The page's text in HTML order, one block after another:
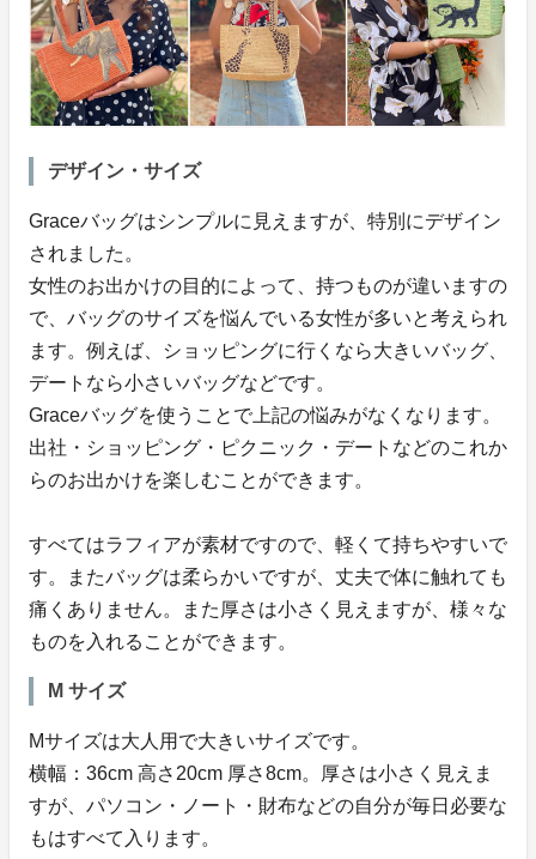
デザイン・サイズ
Graceバッグはシンプルに見えますが、特別にデザイン
されました。
女性のお出かけの目的によって、持つものが違いますの
で、バッグのサイズを悩んでいる女性が多いと考えられ
ます。例えば、ショッピングに行くなら大きいバッグ、
デートなら小さいバッグなどです。
Graceバッグを使うことで上記の悩みがなくなります。
出社・ショッピング・ピクニック・デートなどのこれか
らのお出かけを楽しむことができます。
すべてはラフィアが素材ですので、軽くて持ちやすいで
す。またバッグは柔らかいですが、丈夫で体に触れても
痛くありません。また厚さは小さく見えますが、様々な
ものを入れることができます。
M サイズ
Mサイズは大人用で大きいサイズです。
横幅：36cm 高さ20cm 厚さ8cm。厚さは小さく見えま
すが、パソコン・ノート・財布などの自分が毎日必要な
もはすべて入ります。